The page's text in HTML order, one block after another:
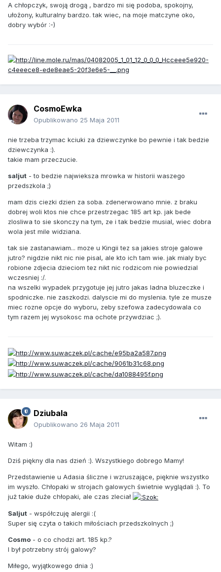
A chłopczyk, swoją drogą , bardzo mi się podoba, spokojny,
ułożony, kulturalny bardzo. tak wiec, na moje matczyne oko,
dobry wybór :-)
CosmoEwka
Opublikowano 25 Maja 2011
nie trzeba trzymac kciuki za dziewczynke bo pewnie i tak bedzie
dziewczynka :).
takie mam przeczucie.
saljut - to bedzie najwieksza mrowka w historii waszego
przedszkola ;)
mam dzis ciezki dzien za soba. zdenerwowano mnie. z braku
dobrej woli ktos nie chce przestrzegac 185 art kp. jak bede
zlosliwa to sie skonczy na tym, ze i tak bedzie musial, wiec dobra
wola jest mile widziana.
tak sie zastanawiam... moze u Kingii tez sa jakies stroje galowe
jutro? nigdzie nikt nic nie pisal, ale kto ich tam wie. jak mialy byc
robione zdjecia dzieciom tez nikt nic rodzicom nie powiedzial
wczesniej :/.
na wszelki wypadek przygotuje jej jutro jakas ladna bluzeczke i
spodniczke. nie zaszkodzi. dalyscie mi do myslenia. tyle ze musze
miec rozne opcje do wyboru, zeby szefowa zadecydowala co
tym razem jej wysokosc ma ochote przywdziac ;).
Dziubala
Opublikowano 26 Maja 2011
Witam :)
Dziś piękny dla nas dzień :). Wszystkiego dobrego Mamy!
Przedstawienie u Adasia śliczne i wzruszające, pięknie wszystko
im wyszło. Chłopaki w strojach galowych świetnie wyglądali :). To
już takie duże chłopaki, ale czas zleciał
Saljut - współczuję alergii :(
Super się czyta o takich miłościach przedszkolnych ;)
Cosmo - o co chodzi art. 185 kp.?
I był potrzebny strój galowy?
Miłego, wyjątkowego dnia :)